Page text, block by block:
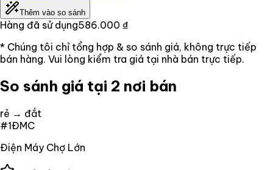
Thêm vào so sánh
Hàng đã sử dụng586.000 ₫
* Chúng tôi chỉ tổng hợp & so sánh giá, không trực tiếp
bán hàng. Vui lòng kiểm tra giá tại nhà bán trực tiếp.
So sánh giá tại 2 nơi bán
rẻ → đắt
#1ĐMC
Điện Máy Chợ Lớn